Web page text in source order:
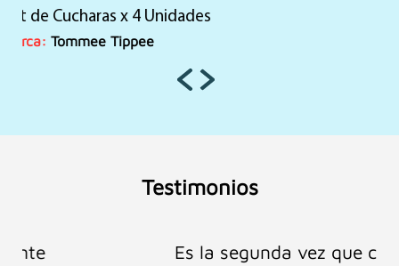
original
actual
Chupones Every Day 0-6M Verde x2
Marca:Tommee Tippee
Testimonios
Es la segunda vez que confío en ellos y